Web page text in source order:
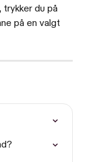
du på
på en valgt